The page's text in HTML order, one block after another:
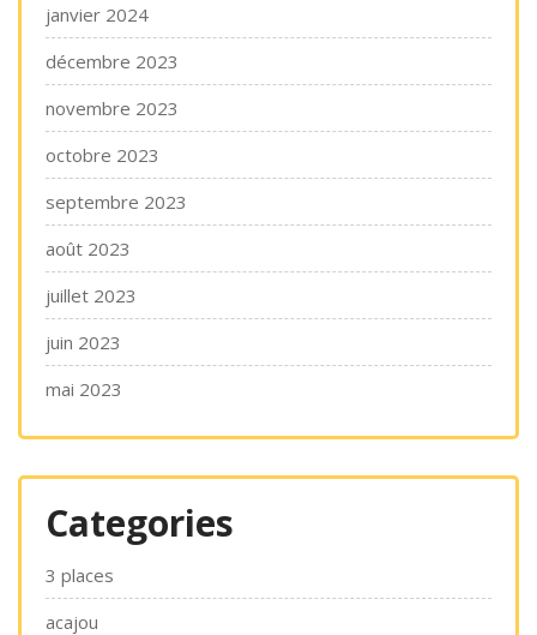
janvier 2024
décembre 2023
novembre 2023
octobre 2023
septembre 2023
août 2023
juillet 2023
juin 2023
mai 2023
Categories
3 places
acajou